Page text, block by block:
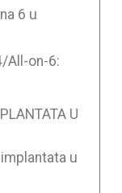
6 u
All-on-6:
U
u